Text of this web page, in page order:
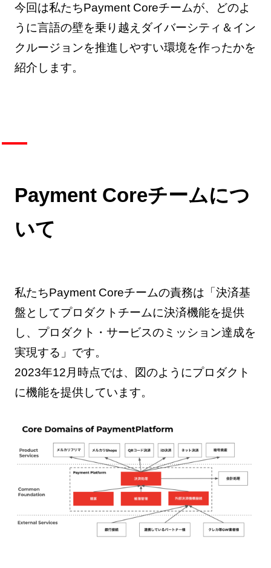
今回は私たちPayment Coreチームが、どのよ
うに言語の壁を乗り越えダイバーシティ＆イン
クルージョンを推進しやすい環境を作ったかを
紹介します。
Payment Coreチームにつ
いて
私たちPayment Coreチームの責務は「決済基
盤としてプロダクトチームに決済機能を提供
し、プロダクト・サービスのミッション達成を
実現する」です。
2023年12月時点では、図のようにプロダクト
に機能を提供しています。